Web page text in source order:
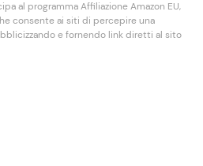
al programma Affiliazione Amazon EU,
consente ai siti di percepire una
e fornendo link diretti al sito